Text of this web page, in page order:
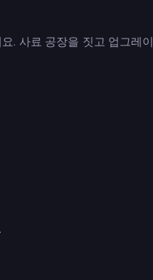
. 사료 공장을 짓고 업그레